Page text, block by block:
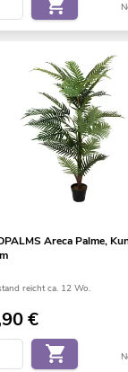
Areca Palme,
reicht ca. 12 Wo.
€